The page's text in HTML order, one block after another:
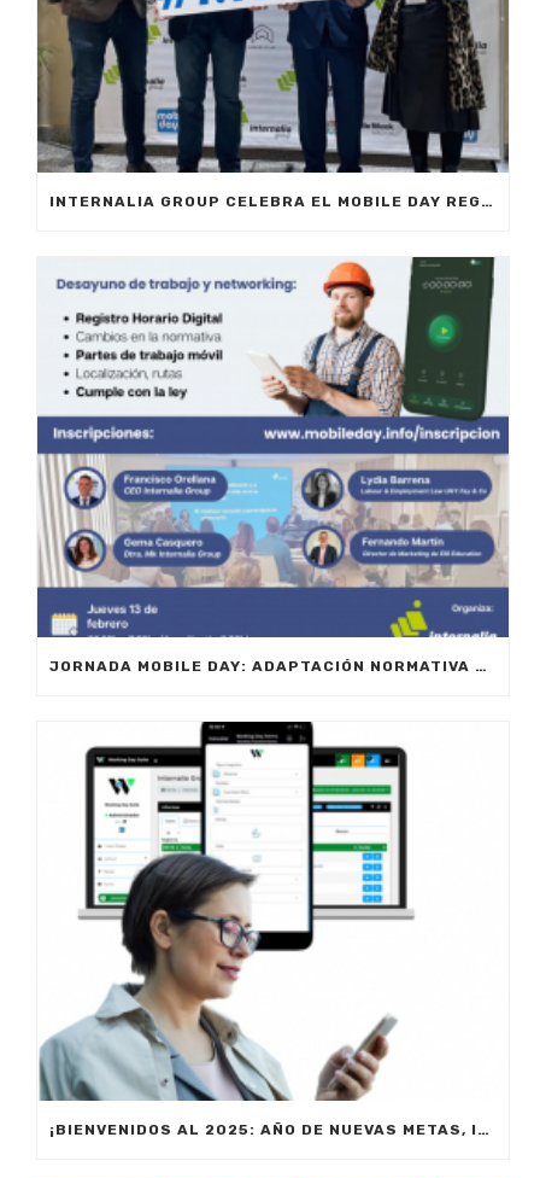
INTERNALIA GROUP CELEBRA EL MOBILE DAY REGISTRO HORARIO EN MARBELLA
JORNADA MOBILE DAY: ADAPTACIÓN NORMATIVA 2025 – OPTIMIZA LA GESTIÓN DE EQUIPOS EN MOVILIDAD
¡BIENVENIDOS AL 2025: AÑO DE NUEVAS METAS, INNOVACIÓN Y PRODUCTIVIDAD!